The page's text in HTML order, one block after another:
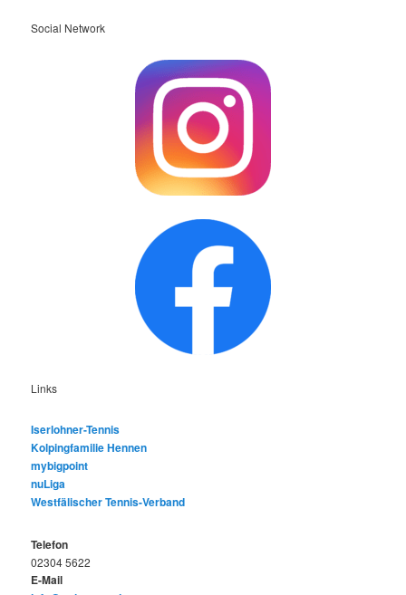
Social Network
Links
Iserlohner-Tennis
Kolpingfamilie Hennen
mybigpoint
nuLiga
Westfälischer Tennis-Verband
Telefon
02304 5622
E-Mail